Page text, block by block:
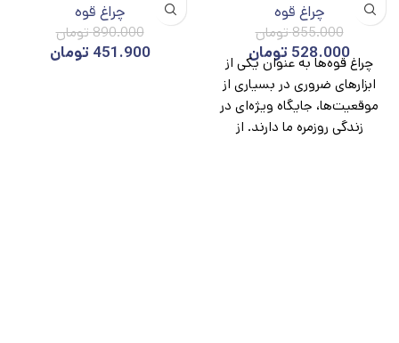
چراغ قوه
855.000تومان
528.000 تومان
چراغ قوه‌ها به عنوان یکی از
ابزارهای ضروری در بسیاری از
موقعیت‌ها، جایگاه ویژه‌ای در
زندگی روزمره ما دارند. از
چراغ قوه
890.000تومان
451.900 تومان